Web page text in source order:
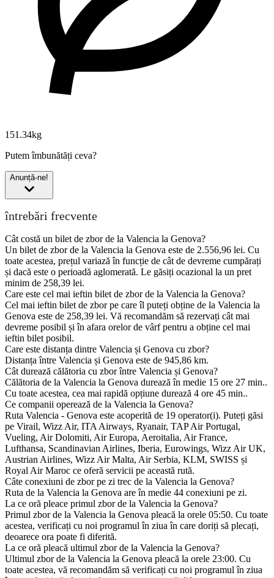
151.34kg
Putem îmbunătăți ceva?
Anunță-ne!
întrebări frecvente
Cât costă un bilet de zbor de la Valencia la Genova?
Un bilet de zbor de la Valencia la Genova este de 2.556,96 lei. Cu
toate acestea, prețul variază în funcție de cât de devreme cumpărați
și dacă este o perioadă aglomerată. Le găsiți ocazional la un pret
minim de 258,39 lei.
Care este cel mai ieftin bilet de zbor de la Valencia la Genova?
Cel mai ieftin bilet de zbor pe care îl puteți obține de la Valencia la
Genova este de 258,39 lei. Vă recomandăm să rezervați cât mai
devreme posibil și în afara orelor de vârf pentru a obține cel mai
ieftin bilet posibil.
Care este distanța dintre Valencia și Genova cu zbor?
Distanța între Valencia și Genova este de 945,86 km.
Cât durează călătoria cu zbor între Valencia și Genova?
Călătoria de la Valencia la Genova durează în medie 15 ore 27 min..
Cu toate acestea, cea mai rapidă opțiune durează 4 ore 45 min..
Ce companii operează de la Valencia la Genova?
Ruta Valencia - Genova este acoperită de 19 operator(i). Puteți găsi
pe Virail, Wizz Air, ITA Airways, Ryanair, TAP Air Portugal,
Vueling, Air Dolomiti, Air Europa, Aeroitalia, Air France,
Lufthansa, Scandinavian Airlines, Iberia, Eurowings, Wizz Air UK,
Austrian Airlines, Wizz Air Malta, Air Serbia, KLM, SWISS și
Royal Air Maroc ce oferă servicii pe această rută.
Câte conexiuni de zbor pe zi trec de la Valencia la Genova?
Ruta de la Valencia la Genova are în medie 44 conexiuni pe zi.
La ce oră pleace primul zbor de la Valencia la Genova?
Primul zbor de la Valencia la Genova pleacă la orele 05:50. Cu toate
acestea, verificați cu noi programul în ziua în care doriți să plecați,
deoarece ora poate fi diferită.
La ce oră pleacă ultimul zbor de la Valencia la Genova?
Ultimul zbor de la Valencia la Genova pleacă la orele 23:00. Cu
toate acestea, vă recomandăm să verificați cu noi programul în ziua